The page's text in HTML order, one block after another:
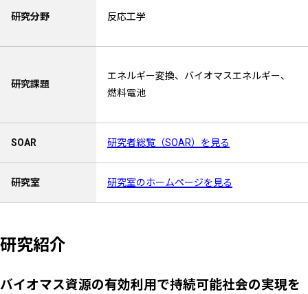
研究分野 反応工学
研究課題
エネルギー変換、バイオマスエネルギー、
燃料電池
SOAR 研究者総覧（SOAR）を見る
研究室 研究室のホームページを見る
研究紹介
バイオマス資源の有効利用で持続可能社会の実現を